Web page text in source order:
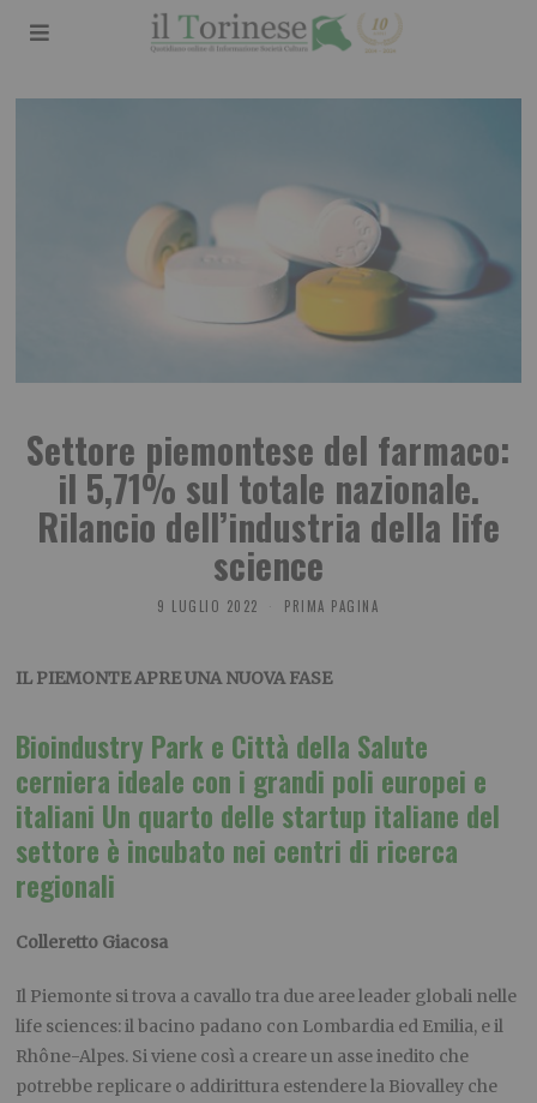
Settore piemontese del farmaco:
il 5,71% sul totale nazionale.
Rilancio dell’industria della life
science
9 LUGLIO 2022 PRIMA PAGINA
IL PIEMONTE APRE UNA NUOVA FASE
Bioindustry Park e Città della Salute
cerniera ideale con i grandi poli europei e
italiani Un quarto delle startup italiane del
settore è incubato nei centri di ricerca
regionali
Colleretto Giacosa
Il Piemonte si trova a cavallo tra due aree leader globali nelle
life sciences: il bacino padano con Lombardia ed Emilia, e il
Rhône-Alpes. Si viene così a creare un asse inedito che
potrebbe replicare o addirittura estendere la Biovalley che